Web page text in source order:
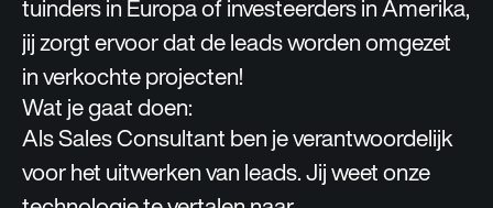
tuinders in Europa of investeerders in Amerika,
jij zorgt ervoor dat de leads worden omgezet
in verkochte projecten!
Wat je gaat doen:
Als Sales Consultant ben je verantwoordelijk
voor het uitwerken van leads. Jij weet onze